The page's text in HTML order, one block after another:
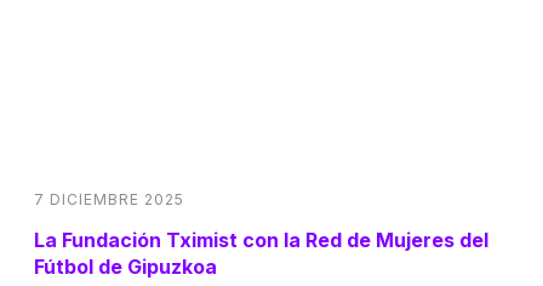
7 DICIEMBRE 2025
La Fundación Tximist con la Red de Mujeres del
Fútbol de Gipuzkoa